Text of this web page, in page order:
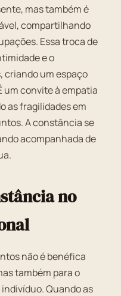
mas também é
compartilhando
Essa troca de
e o
criando um espaço
um convite à empatia
as fragilidades em
A constância se
acompanhada de
no
não é benéfica
também para o
Quando as